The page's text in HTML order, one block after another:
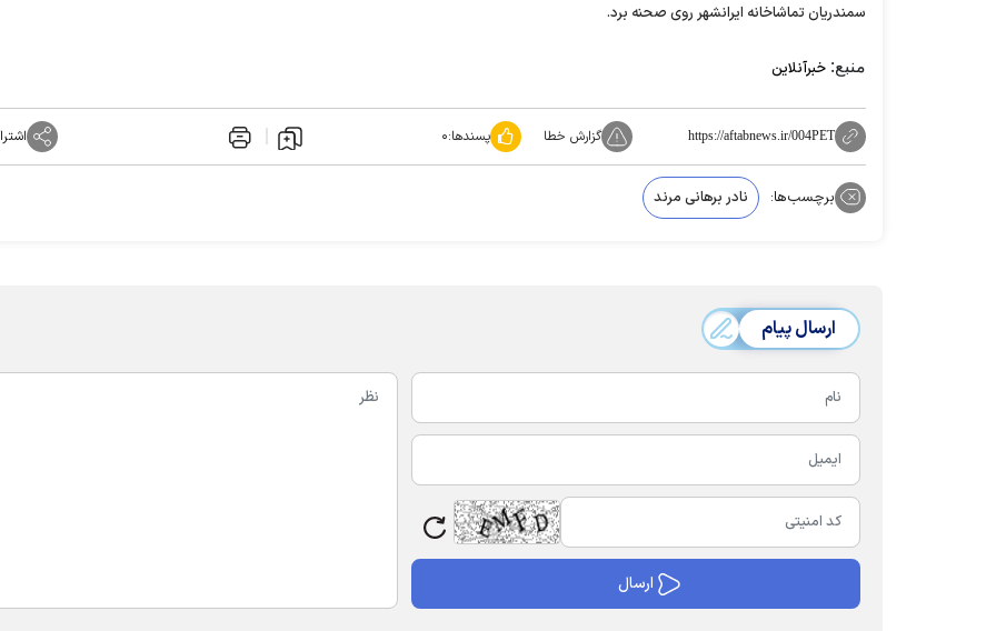
سمندریان تماشاخانه ایرانشهر روی صحنه برد.
منبع: خبرآنلاین
https://aftabnews.ir/004PET گزارش خطا پسندها:۰
برچسب‌ها: نادر برهانی مرند
ارسال پیام